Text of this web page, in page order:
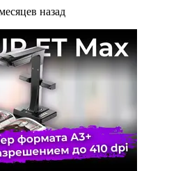
назад